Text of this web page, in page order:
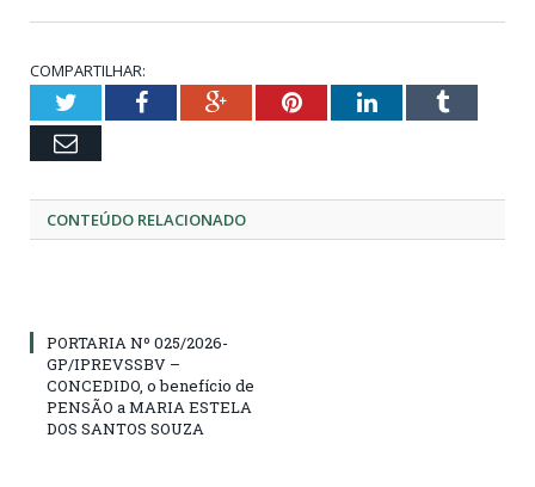
COMPARTILHAR:
TwitterFacebookGoogle+PinterestLinkedInTumblr
Email
CONTEÚDO RELACIONADO
PORTARIA Nº 025/2026-
GP/IPREVSSBV –
CONCEDIDO, o benefício de
PENSÃO a MARIA ESTELA
DOS SANTOS SOUZA